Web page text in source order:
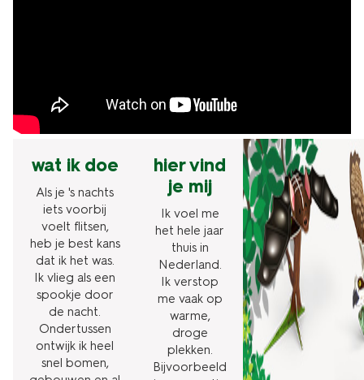
wat ik doe
Als je 's nachts
iets voorbij
voelt flitsen,
heb je best kans
dat ik het was.
Ik vlieg als een
spookje door
de nacht.
Ondertussen
ontwijk ik heel
snel bomen,
hier vind
je mij
Ik voel me
het hele jaar
thuis in
Nederland.
Ik verstop
me vaak op
warme,
droge
plekken.
Bijvoorbeeld